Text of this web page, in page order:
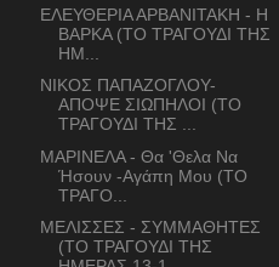
ΕΛΕΥΘΕΡΙΑ ΑΡΒΑΝΙΤΑΚΗ - Η
ΒΑΡΚΑ (ΤΟ ΤΡΑΓΟΥΔΙ ΤΗΣ
ΗΜ...
ΝΙΚΟΣ ΠΑΠΑΖΟΓΛΟΥ-
ΑΠΟΨΕ ΣΙΩΠΗΛΟΙ (ΤΟ
ΤΡΑΓΟΥΔΙ ΤΗΣ ...
ΜΑΡΙΝΕΛΑ - Θα 'Θελα Να
Ήσουν -Αγάπη Μου (ΤΟ
ΤΡΑΓΟ...
ΜΕΛΙΣΣΕΣ - ΣΥΜΜΑΘΗΤΕΣ
(ΤΟ ΤΡΑΓΟΥΔΙ ΤΗΣ